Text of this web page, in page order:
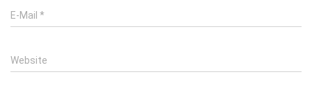
E-Mail *
Website